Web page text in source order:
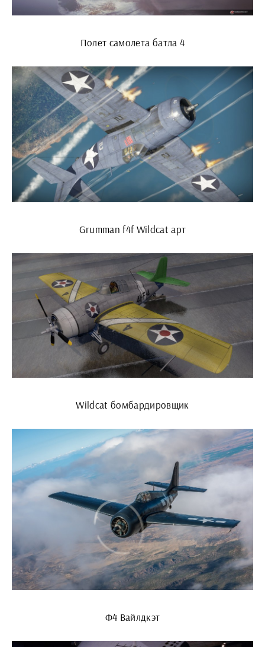
Полет самолета батла 4
Grumman f4f Wildcat арт
Wildcat бомбардировщик
Ф4 Вайлдкэт